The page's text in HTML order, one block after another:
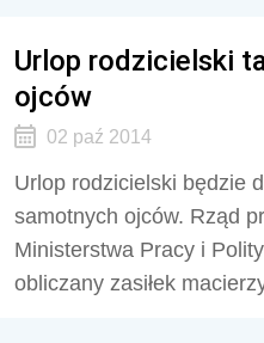
Urlop rodzicielski
ojców
02 paź 2014
Urlop rodzicielski będzie
samotnych ojców. Rząd
Ministerstwa Pracy i
obliczany zasiłek